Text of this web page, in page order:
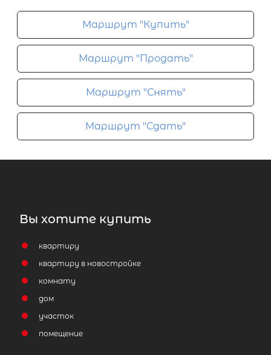
Маршрут "Купить"
Маршрут "Продать"
Маршрут "Снять"
Маршрут "Сдать"
Вы хотите купить
квартиру
квартиру в новостройке
комнату
дом
участок
помещение